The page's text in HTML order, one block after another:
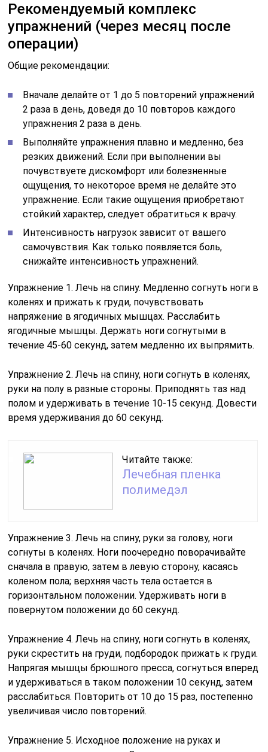
Рекомендуемый комплекс
упражнений (через месяц после
операции)
Общие рекомендации:
Вначале делайте от 1 до 5 повторений упражнений
2 раза в день, доведя до 10 повторов каждого
упражнения 2 раза в день.
Выполняйте упражнения плавно и медленно, без
резких движений. Если при выполнении вы
почувствуете дискомфорт или болезненные
ощущения, то некоторое время не делайте это
упражнение. Если такие ощущения приобретают
стойкий характер, следует обратиться к врачу.
Интенсивность нагрузок зависит от вашего
самочувствия. Как только появляется боль,
снижайте интенсивность упражнений.
Упражнение 1. Лечь на спину. Медленно согнуть ноги в
коленях и прижать к груди, почувствовать
напряжение в ягодичных мышцах. Расслабить
ягодичные мышцы. Держать ноги согнутыми в
течение 45-60 секунд, затем медленно их выпрямить.
Упражнение 2. Лечь на спину, ноги согнуть в коленях,
руки на полу в разные стороны. Приподнять таз над
полом и удерживать в течение 10-15 секунд. Довести
время удерживания до 60 секунд.
Читайте также:
Лечебная пленка
полимедэл
Упражнение 3. Лечь на спину, руки за голову, ноги
согнуты в коленях. Ноги поочередно поворачивайте
сначала в правую, затем в левую сторону, касаясь
коленом пола; верхняя часть тела остается в
горизонтальном положении. Удерживать ноги в
повернутом положении до 60 секунд.
Упражнение 4. Лечь на спину, ноги согнуть в коленях,
руки скрестить на груди, подбородок прижать к груди.
Напрягая мышцы брюшного пресса, согнуться вперед
и удерживаться в таком положении 10 секунд, затем
расслабиться. Повторить от 10 до 15 раз, постепенно
увеличивая число повторений.
Упражнение 5. Исходное положение на руках и